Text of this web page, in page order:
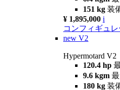
151 kg 装
¥ 1,895,000 i
コンフィギュ
new V2
Hypermotard V2
120.4 hp
9.6 kgm
180 kg 装